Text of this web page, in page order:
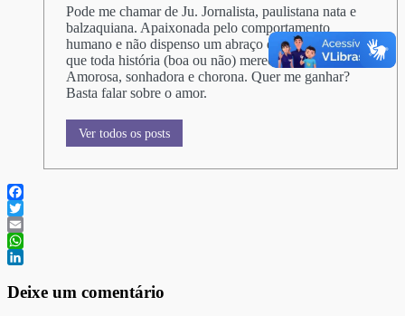
Pode me chamar de Ju. Jornalista, paulistana nata e
balzaquiana. Apaixonada pelo comportamento
humano e não dispenso um abraço demorado. Acho
que toda história (boa ou não) merece ser contada.
Amorosa, sonhadora e chorona. Quer me ganhar?
Basta falar sobre o amor.
Ver todos os posts
Facebook
Twitter
Email
WhatsApp
Deixe um comentário